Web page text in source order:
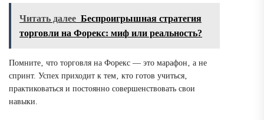
Читать далее Беспроигрышная стратегия
торговли на Форекс: миф или реальность?
Помните‚ что торговля на Форекс ― это марафон‚ а не
спринт. Успех приходит к тем‚ кто готов учиться‚
практиковаться и постоянно совершенствовать свои
навыки.